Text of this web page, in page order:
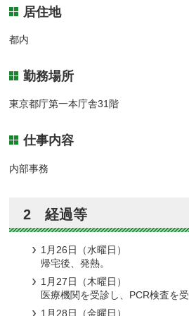
居住地
都内
勤務場所
東京都庁第一本庁舎31階
仕事内容
内部事務
2 経過等
1月26日（水曜日）
帰宅後、発熱。
1月27日（木曜日）
医療機関を受診し、PCR検査を
1月28日（金曜日）